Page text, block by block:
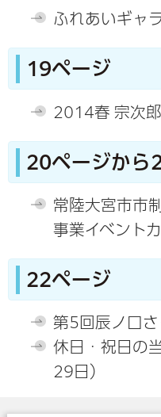
ふれあいギャ
19ページ
2014春 宗次
20ページから
常陸大宮市市
事業イベント
22ページ
第5回辰ノ口さ
休日・祝日の
29日）